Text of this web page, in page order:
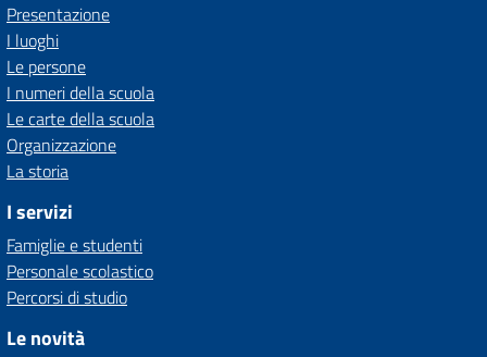
Presentazione
I luoghi
Le persone
I numeri della scuola
Le carte della scuola
Organizzazione
La storia
I servizi
Famiglie e studenti
Personale scolastico
Percorsi di studio
Le novità